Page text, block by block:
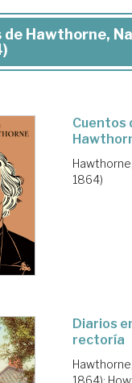
Hawthorne,
Cuentos
1864)
Diarios
rectoría
1864);